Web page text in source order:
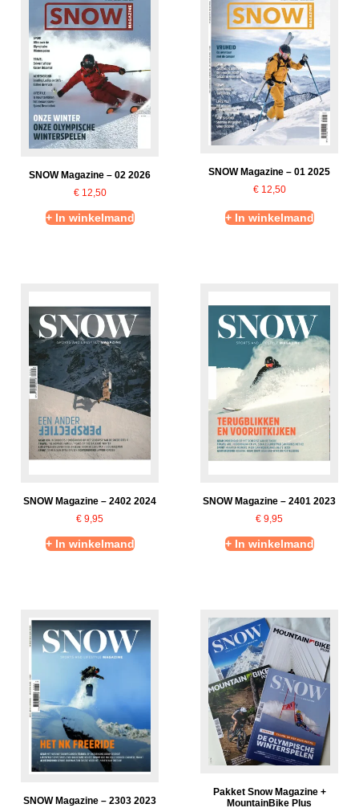
SNOW Magazine – 02 2026
€12,50
+ In winkelmand
SNOW Magazine – 01 2025
€12,50
+ In winkelmand
SNOW Magazine – 2402 2024
€ 9,95
+ In winkelmand
SNOW Magazine – 2401 2023
€ 9,95
+ In winkelmand
SNOW Magazine – 2303 2023
Pakket Snow Magazine +
MountainBike Plus